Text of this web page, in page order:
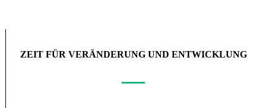
ZEIT FÜR VERÄNDERUNG UND ENTWICKLUNG
—